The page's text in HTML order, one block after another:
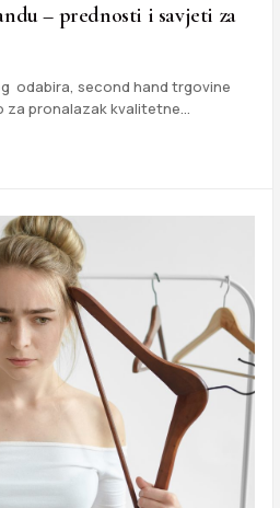
– prednosti i savjeti za
odabira, second hand trgovine
za pronalazak kvalitetne…